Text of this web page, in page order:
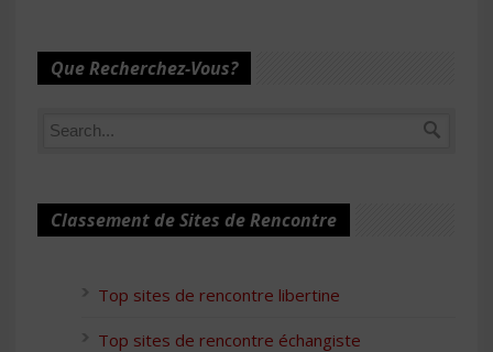
Que Recherchez-Vous?
Classement de Sites de Rencontre
Top sites de rencontre libertine
Top sites de rencontre échangiste